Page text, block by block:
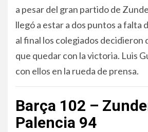
a pesar del gran partido de
llegó a estar a dos puntos a falta
al final los colegiados decidieron
que quedar con la victoria. Luis
con ellos en la rueda de prensa.
Barça 102 –
Palencia 94